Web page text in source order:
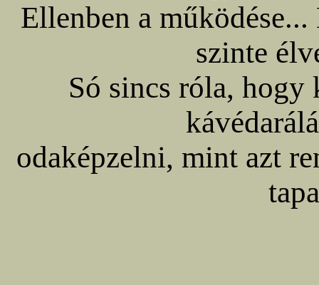
Ellenben a
szinte
Só sincs róla,
odaképzelni, mint azt